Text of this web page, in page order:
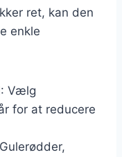
ret, kan den
enkle
: Vælg
for at reducere